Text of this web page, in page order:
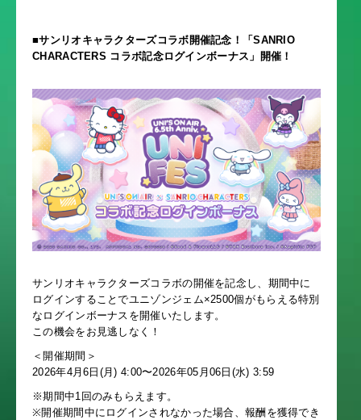
■サンリオキャラクターズコラボ開催記念！「SANRIO
CHARACTERS コラボ記念ログインボーナス」開催！
サンリオキャラクターズコラボの開催を記念し、期間中に
ログインすることでユニゾンジェム×2500個がもらえる特別
なログインボーナスを開催いたします。
この機会をお見逃しなく！
＜開催期間＞
2026年4月6日(月) 4:00〜2026年05月06日(水) 3:59
※期間中1回のみもらえます。
※開催期間中にログインされなかった場合、報酬を獲得でき